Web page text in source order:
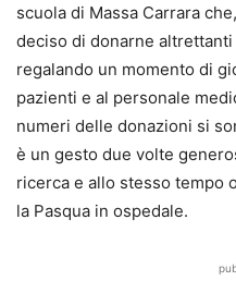
scuola di Massa Carrara
deciso di donarne altrettanti
regalando un momento di
pazienti e al personale
numeri delle donazioni si
è un gesto due volte
ricerca e allo stesso tempo
la Pasqua in ospedale.